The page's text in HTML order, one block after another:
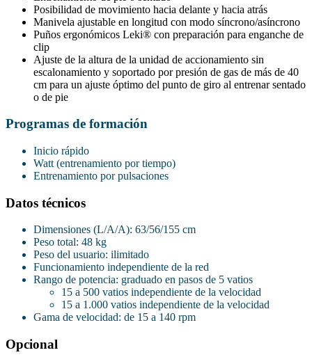
Posibilidad de movimiento hacia delante y hacia atrás
Manivela ajustable en longitud con modo síncrono/asíncrono
Puños ergonómicos Leki® con preparación para enganche de
clip
Ajuste de la altura de la unidad de accionamiento sin
escalonamiento y soportado por presión de gas de más de 40
cm para un ajuste óptimo del punto de giro al entrenar sentado
o de pie
Programas de formación
Inicio rápido
Watt (entrenamiento por tiempo)
Entrenamiento por pulsaciones
Datos técnicos
Dimensiones (L/A/A): 63/56/155 cm
Peso total: 48 kg
Peso del usuario: ilimitado
Funcionamiento independiente de la red
Rango de potencia: graduado en pasos de 5 vatios
15 a 500 vatios independiente de la velocidad
15 a 1.000 vatios independiente de la velocidad
Gama de velocidad: de 15 a 140 rpm
Opcional